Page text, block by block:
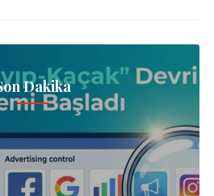
Dakika